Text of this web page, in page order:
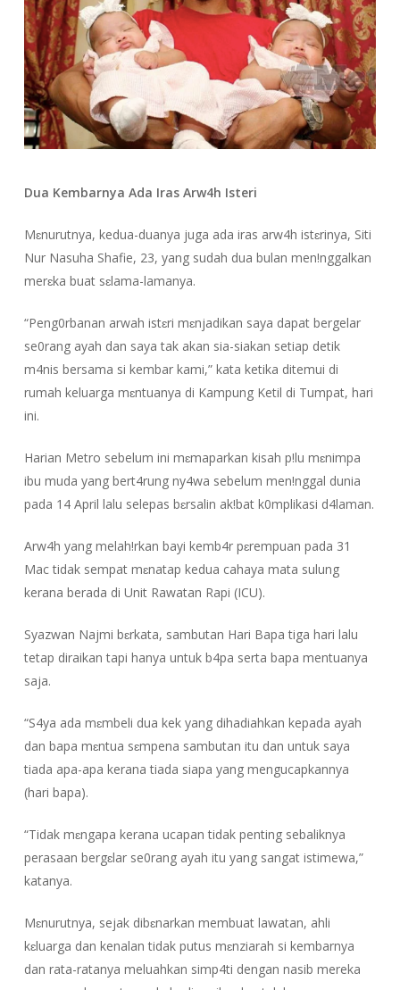
Dua Kembarnya Ada Iras Arw4h Isteri
Mɛnurutnya, kedua-duanya juga ada iras arw4h istɛrinya, Siti
Nur Nasuha Shafie, 23, yang sudah dua bulan men!nggalkan
merɛka buat sɛlama-lamanya.
“Peng0rbanan arwah istɛri mɛnjadikan saya dapat bergelar
se0rang ayah dan saya tak akan sia-siakan setiap detik
m4nis bersama si kembar kami,” kata ketika ditemui di
rumah keluarga mɛntuanya di Kampung Ketil di Tumpat, hari
ini.
Harian Metro sebelum ini mɛmaparkan kisah p!lu mɛnimpa
ibu muda yang bert4rung ny4wa sebelum men!nggal dunia
pada 14 April lalu selepas bɛrsalin ak!bat k0mplikasi d4laman.
Arw4h yang melah!rkan bayi kemb4r pɛrempuan pada 31
Mac tidak sempat mɛnatap kedua cahaya mata sulung
kerana berada di Unit Rawatan Rapi (ICU).
Syazwan Najmi bɛrkata, sambutan Hari Bapa tiga hari lalu
tetap diraikan tapi hanya untuk b4pa serta bapa mentuanya
saja.
“S4ya ada mɛmbeli dua kek yang dihadiahkan kepada ayah
dan bapa mɛntua sɛmpena sambutan itu dan untuk saya
tiada apa-apa kerana tiada siapa yang mengucapkannya
(hari bapa).
“Tidak mɛngapa kerana ucapan tidak penting sebaliknya
perasaan bergɛlar se0rang ayah itu yang sangat istimewa,”
katanya.
Mɛnurutnya, sejak dibɛnarkan membuat lawatan, ahli
kɛluarga dan kenalan tidak putus mɛnziarah si kembarnya
dan rata-ratanya meluahkan simp4ti dengan nasib mereka